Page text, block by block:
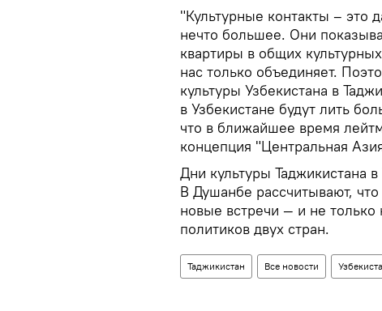
"Культурные контакты – это
нечто большее. Они
квартиры в общих
нас только объединяет.
культуры Узбекистана в
в Узбекистане будут лить
что в ближайшее время
концепция "Центральная
Дни культуры Таджикистана
В Душанбе рассчитывают,
новые встречи — и не только
политиков двух стран.
Таджикистан Все новости